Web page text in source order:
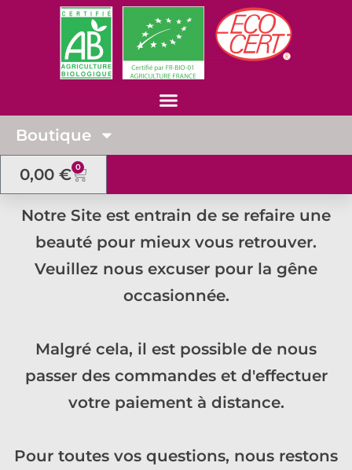
Boutique
0,00 € 0
Notre Site est entrain de se refaire une
beauté pour mieux vous retrouver.
Veuillez nous excuser pour la gêne
occasionnée.
Malgré cela, il est possible de nous
passer des commandes et d'effectuer
votre paiement à distance.
Pour toutes vos questions, nous restons